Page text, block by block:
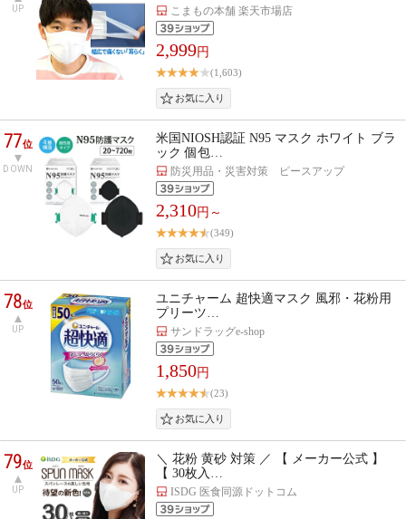
UP こまもの本舗 楽天市場店
2,999円
(1,603)
77位
DOWN
米国NIOSH認証 N95 マスク ホワイト ブラ
ック 個包…
防災用品・災害対策 ピースアップ
2,310円～
(349)
78位
UP
ユニチャーム 超快適マスク 風邪・花粉用
プリーツ…
サンドラッグe-shop
1,850円
(23)
79位
UP
＼ 花粉 黄砂 対策 ／ 【 メーカー公式 】
【 30枚入…
ISDG 医食同源ドットコム